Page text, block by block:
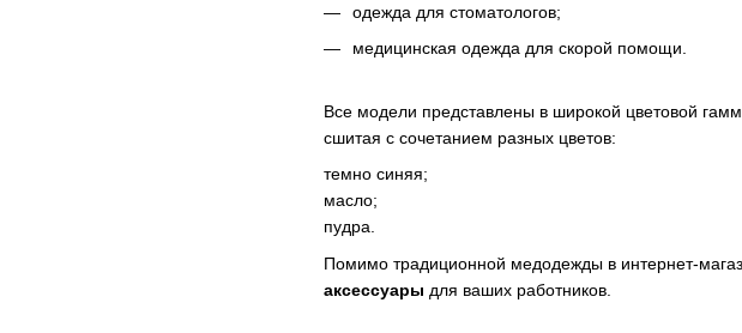
одежда для стоматологов;
медицинская одежда для скорой помощи.
Все модели представлены в широкой цветовой
сшитая с сочетанием разных цветов:
темно синяя;
масло;
пудра.
Помимо традиционной медодежды в интернет-
аксессуары для ваших работников.